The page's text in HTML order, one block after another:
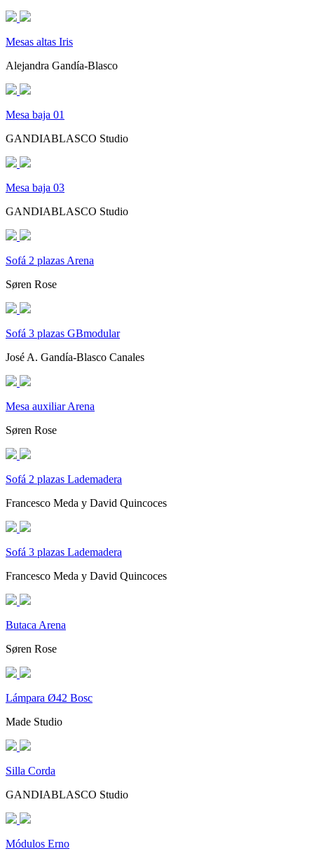
Mesas altas Iris
Alejandra Gandía-Blasco
Mesa baja 01
GANDIABLASCO Studio
Mesa baja 03
GANDIABLASCO Studio
Sofá 2 plazas Arena
Søren Rose
Sofá 3 plazas GBmodular
José A. Gandía-Blasco Canales
Mesa auxiliar Arena
Søren Rose
Sofá 2 plazas Lademadera
Francesco Meda y David Quincoces
Sofá 3 plazas Lademadera
Francesco Meda y David Quincoces
Butaca Arena
Søren Rose
Lámpara Ø42 Bosc
Made Studio
Silla Corda
GANDIABLASCO Studio
Módulos Erno